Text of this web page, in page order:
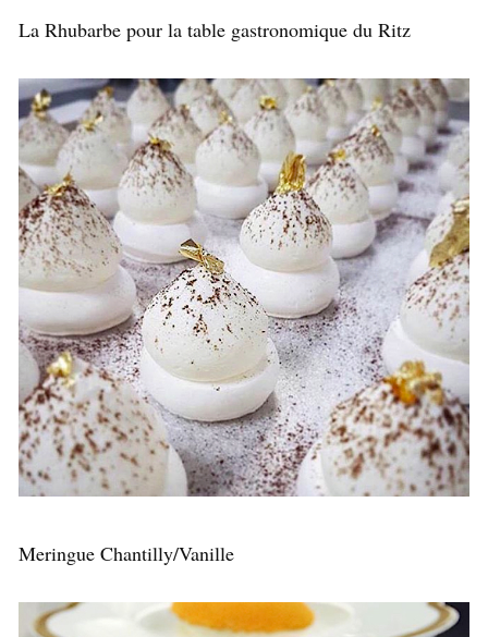
La Rhubarbe pour la table gastronomique du Ritz
Meringue Chantilly/Vanille